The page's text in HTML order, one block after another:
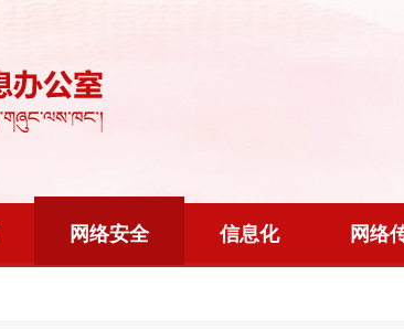
网络安全 信息化 网络